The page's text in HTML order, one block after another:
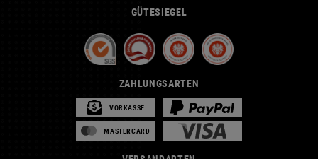
GÜTESIEGEL
ZAHLUNGSARTEN
VORKASSE
MASTERCARD